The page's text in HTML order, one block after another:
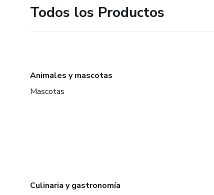
Todos los Productos
Animales y mascotas
Mascotas
Culinaria y gastronomía